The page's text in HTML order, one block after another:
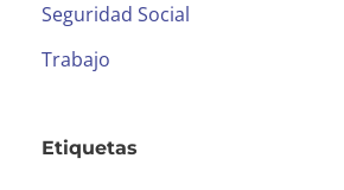
Seguridad Social
Trabajo
Etiquetas